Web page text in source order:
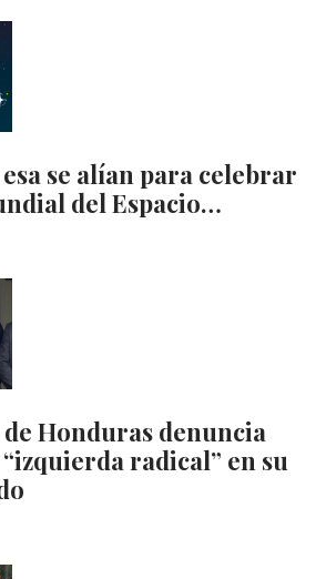
se alían para celebrar
del Espacio…
Honduras denuncia
radical” en su